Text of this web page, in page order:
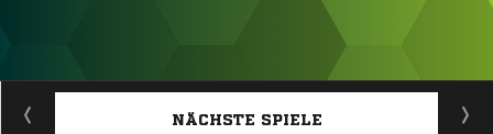
ANZEIGE
NÄCHSTE SPIELE